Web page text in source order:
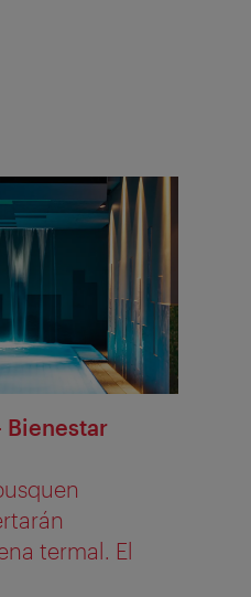
Bienestar
termal. El